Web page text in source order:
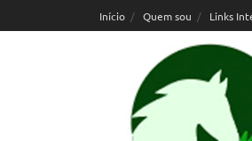
to
Início Quem sou Links